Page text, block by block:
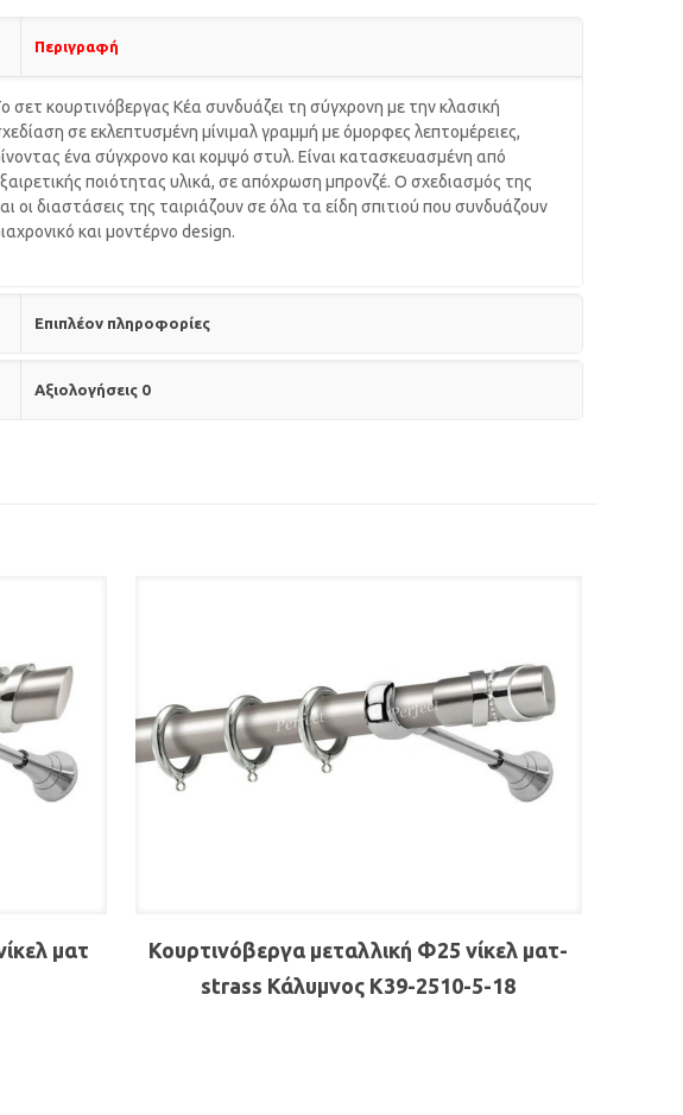
Περιγραφή
σετ κουρτινόβεργας Κέα συνδυάζει τη σύγχρονη με την κλασική
σε εκλεπτυσμένη μίνιμαλ γραμμή με όμορφες λεπτομέρειες,
ένα σύγχρονο και κομψό στυλ. Είναι κατασκευασμένη από
ποιότητας υλικά, σε απόχρωση μπρονζέ. Ο σχεδιασμός της
οι διαστάσεις της ταιριάζουν σε όλα τα είδη σπιτιού που συνδυάζουν
και μοντέρνο design.
Επιπλέον πληροφορίες
Αξιολογήσεις 0
ματ
Κουρτινόβεργα μεταλλική Φ25 νίκελ ματ-
strass Κάλυμνος K39-2510-5-18